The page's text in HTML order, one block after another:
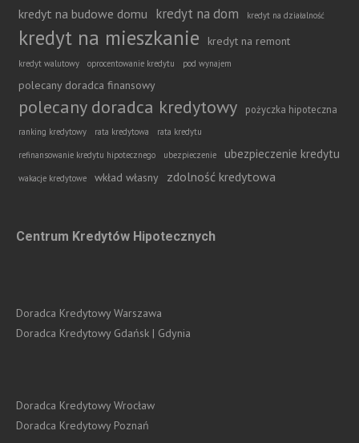
kredyt na budowe domu kredyt na dom kredyt na działalność
kredyt na mieszkanie kredyt na remont
kredyt walutowy oprocentowanie kredytu pod wynajem
polecany doradca finansowy
polecany doradca kredytowy pożyczka hipoteczna
ranking kredytowy rata kredytowa rata kredytu
refinansowanie kredytu hipotecznego ubezpieczenie ubezpieczenie kredytu
wakacje kredytowe wkład własny zdolność kredytowa
Centrum Kredytów Hipotecznych
Doradca Kredytowy Warszawa
Doradca Kredytowy Gdańsk | Gdynia
Doradca Kredytowy Wrocław
Doradca Kredytowy Poznań